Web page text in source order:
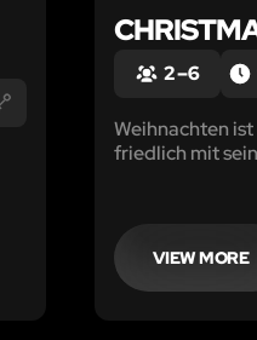
2 – 6
Weihnachten
friedlich mit
VIEW MORE